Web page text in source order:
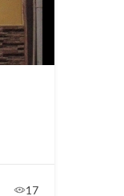
17